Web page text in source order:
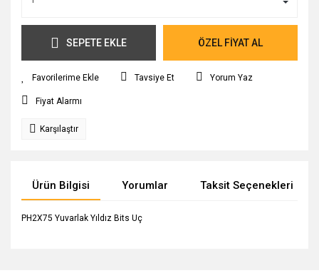
SEPETE EKLE ÖZEL FİYAT AL
Tavsiye Et Yorum Yaz
Fiyat Alarmı
Karşılaştır
Ürün Bilgisi Yorumlar Taksit Seçenekleri
PH2X75 Yuvarlak Yıldız Bits Uç